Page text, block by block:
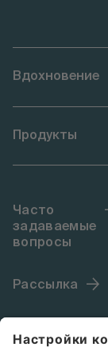
Вдохновение
Продукты
Часто
задаваемые
вопросы
Рассылка